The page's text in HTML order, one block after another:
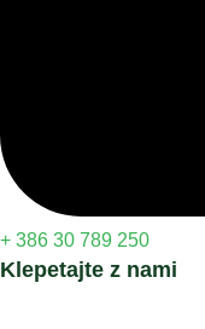
+ 386 30 789 250
Klepetajte z nami